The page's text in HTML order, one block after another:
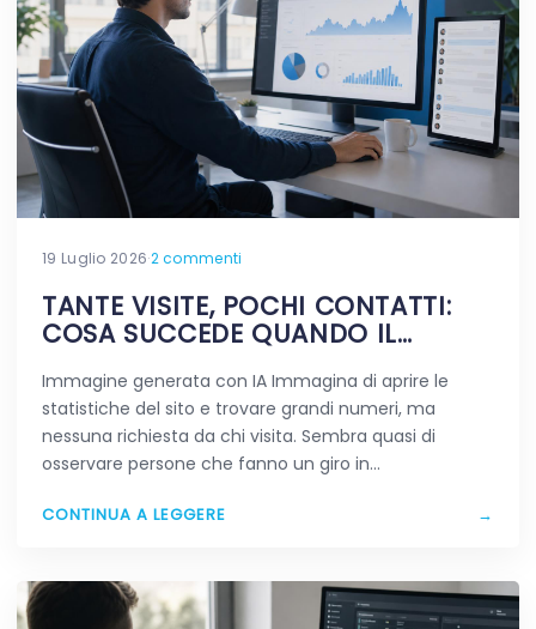
19 Luglio 2026·2 commenti
TANTE VISITE, POCHI CONTATTI:
COSA SUCCEDE QUANDO IL
Immagine generata con IA Immagina di aprire le
statistiche del sito e trovare grandi numeri, ma
nessuna richiesta da chi visita. Sembra quasi di
osservare persone che fanno un giro in…
CONTINUA A LEGGERE →